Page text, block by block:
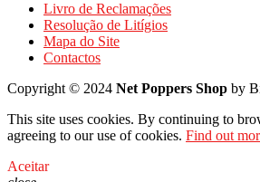
Livro de Reclamações
Resolução de Litígios
Mapa do Site
Contactos
Copyright © 2024 Net Poppers Shop by
This site uses cookies. By continuing to
agreeing to our use of cookies. Find out
Aceitar